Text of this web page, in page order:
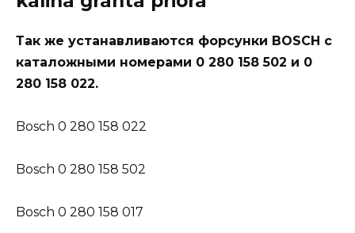
Так же устанавливаются форсунки BOSCH с
каталожными номерами 0 280 158 502 и 0
280 158 022.
Bosch 0 280 158 022
Bosch 0 280 158 502
Bosch 0 280 158 017